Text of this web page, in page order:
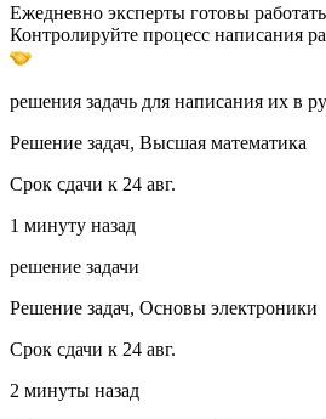
Ежедневно эксперты готовы
Контролируйте процесс написания
решения задачь для написания их в
Решение задач, Высшая математика
Срок сдачи к 24 авг.
1 минуту назад
решение задачи
Решение задач, Основы электроники
Срок сдачи к 24 авг.
2 минуты назад